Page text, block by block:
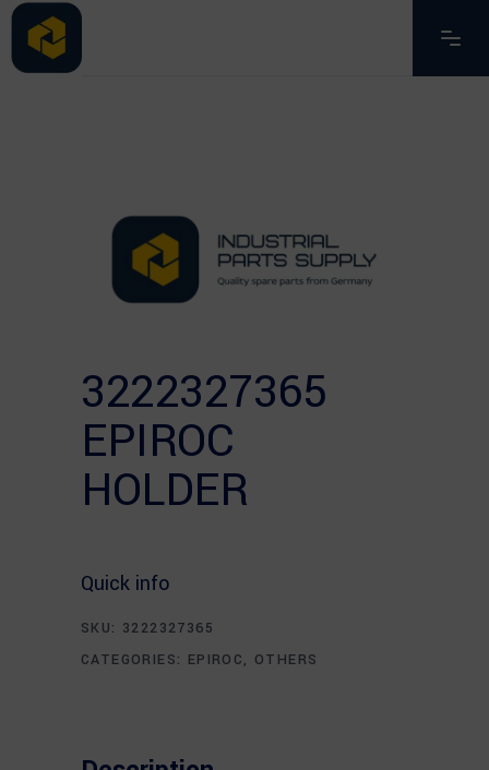
3222327365
EPIROC
HOLDER
Quick info
SKU: 3222327365
CATEGORIES: EPIROC, OTHERS